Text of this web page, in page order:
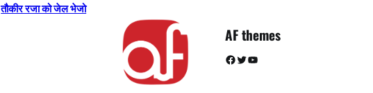
तौकीर रजा को जेल भेजो
AF themes
Facebook Twitter YouTube